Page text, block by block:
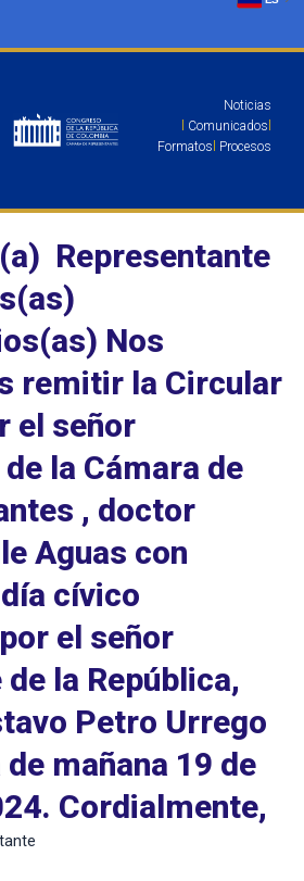
Noticias
Comunicados
Formatos Procesos
Representante
Nos
remitir la Circular
el señor
la Cámara de
, doctor
Aguas con
cívico
el señor
la República,
Petro Urrego
mañana 19 de
Cordialmente,